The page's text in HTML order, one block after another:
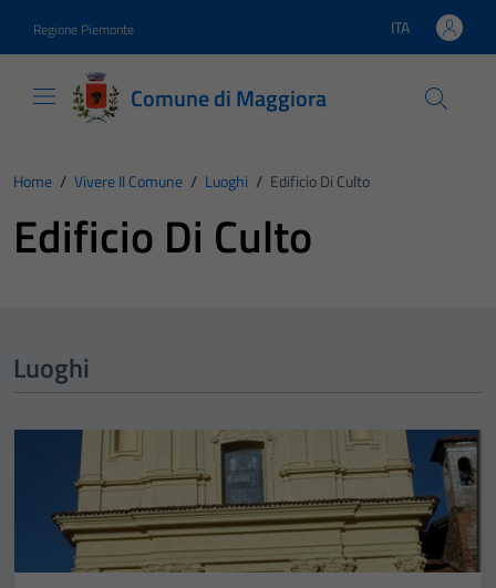
Regione Piemonte Lingua attiva:
ITA
Comune di Maggiora
Home / Vivere Il Comune / Luoghi / Edificio Di Culto
Edificio Di Culto
Luoghi